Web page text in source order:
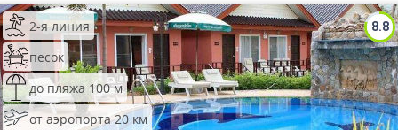
8.8
2-я линия
песок
до пляжа 100 м
от аэропорта 20 км